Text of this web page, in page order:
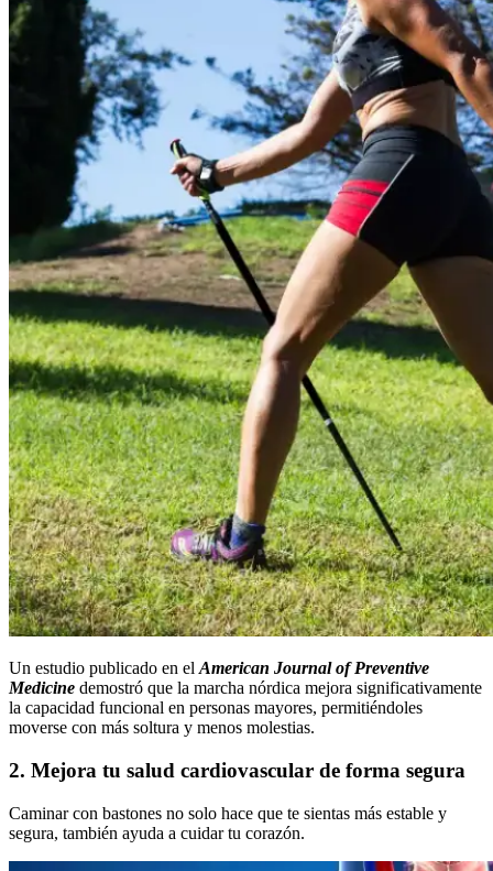
Un estudio publicado en el American Journal of Preventive
Medicine demostró que la marcha nórdica mejora significativamente
la capacidad funcional en personas mayores, permitiéndoles
moverse con más soltura y menos molestias.
2. Mejora tu salud cardiovascular de forma segura
Caminar con bastones no solo hace que te sientas más estable y
segura, también ayuda a cuidar tu corazón.